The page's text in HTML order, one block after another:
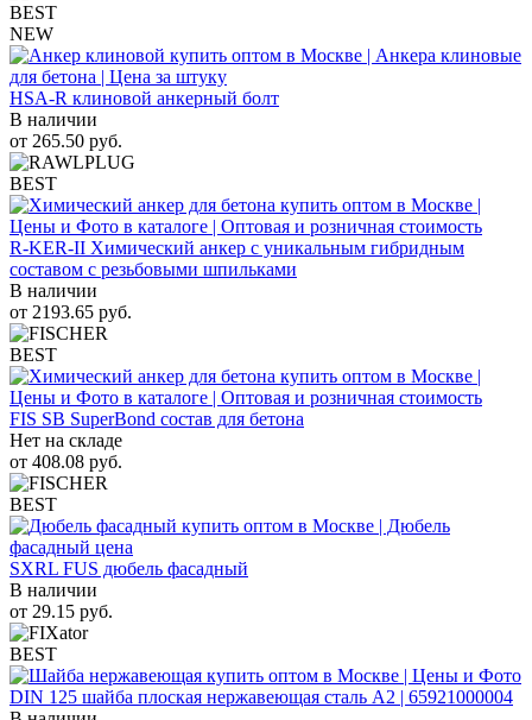
BEST
NEW
HSA-R клиновой анкерный болт
В наличии
от 265.50 руб.
BEST
R-KER-II Химический анкер с уникальным гибридным
составом с резьбовыми шпильками
В наличии
от 2193.65 руб.
BEST
FIS SB SuperBond состав для бетона
Нет на складе
от 408.08 руб.
BEST
SXRL FUS дюбель фасадный
В наличии
от 29.15 руб.
BEST
DIN 125 шайба плоская нержавеющая сталь A2 | 65921000004